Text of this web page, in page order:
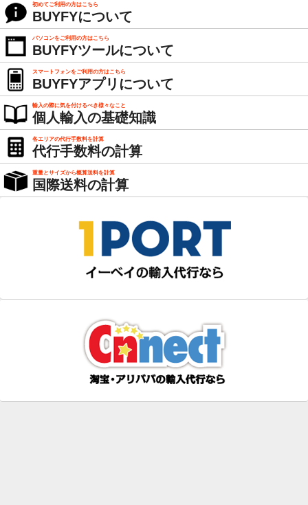
初めてご利用の方はこちら
BUYFYについて
パソコンをご利用の方はこちら
BUYFYツールについて
スマートフォンをご利用の方はこちら
BUYFYアプリについて
輸入の際に気を付けるべき様々なこと
個人輸入の基礎知識
各エリアの代行手数料を計算
代行手数料の計算
重量とサイズから概算送料を計算
国際送料の計算